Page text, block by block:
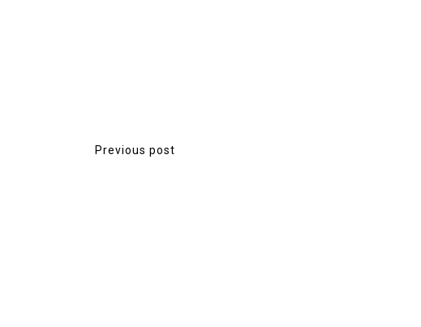
P
Previous post